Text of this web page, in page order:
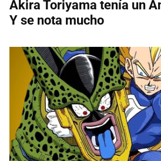
Akira Toriyama tenía un
Y se nota mucho